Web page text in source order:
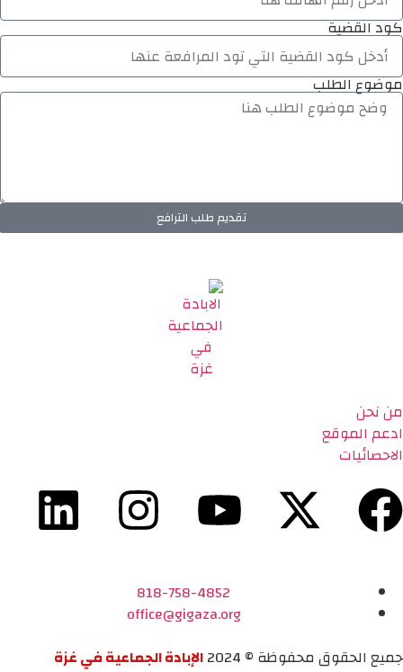
كود القضية
موضوع الطلب
تقديم طلب الترافع
من نحن
ادعم الموقع
الاحصائيات
818-758-4852
office@gigaza.org
جميع الحقوق محفوظة © 2024
الإبادة الجماعية في غزة